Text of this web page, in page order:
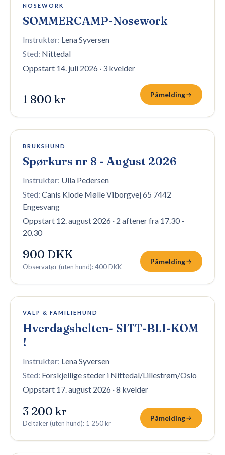
Påmelding stengt
NOSEWORK
SOMMERCAMP-Nosework
Instruktør: Lena Syversen
Sted: Nittedal
Oppstart 14. juli 2026 · 3 kvelder
1 800 kr Påmelding
2 plasser igjen
BRUKSHUND
Spørkurs nr 8 - August 2026
Instruktør: Ulla Pedersen
Sted: Canis Klode Mølle Viborgvej 65 7442
Engesvang
Oppstart 12. august 2026 · 2 aftener fra 17.30 -
20.30
900 DKK
Observatør (uten hund):400 DKK
Påmelding
12 plasser igjen
VALP & FAMILIEHUND
Hverdagshelten- SITT-BLI-KOM
!
Instruktør: Lena Syversen
Sted: Forskjellige steder i Nittedal/Lillestrøm/Oslo
Oppstart 17. august 2026 ·8 kvelder
3 200 kr
Deltaker (uten hund): 1 250 kr
Påmelding